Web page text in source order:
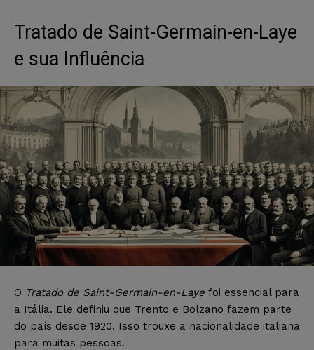
Tratado de Saint-Germain-en-Laye
e sua Influência
O Tratado de Saint-Germain-en-Laye foi essencial para
a Itália. Ele definiu que Trento e Bolzano fazem parte
do país desde 1920. Isso trouxe a nacionalidade italiana
para muitas pessoas.